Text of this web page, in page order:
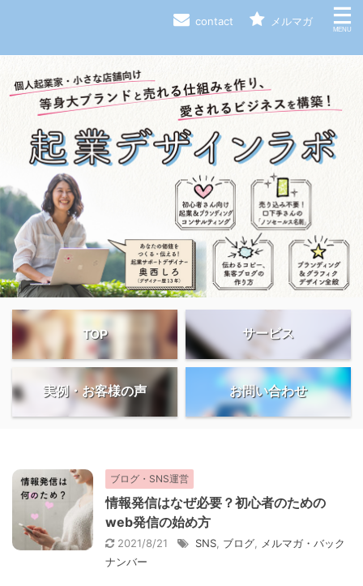
contact メルマガ
TOP サービス
実例・お客様の声 お問い合わせ
ブログ・SNS運営
情報発信はなぜ必要？初心者のための
web発信の始め方
2021/8/21 SNS ブログ
メルマガ・バック
ナンバー